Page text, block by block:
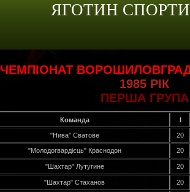
ЯГОТИН
ЧЕМПІОНАТ
1985 РІК
ПЕРША ГРУПА
Команда
"Нива" Сватове 20
"Молодогвардієць" Краснодон 20
"Шахтар" Лутугине 20
"Шахтар" Стаханов 20